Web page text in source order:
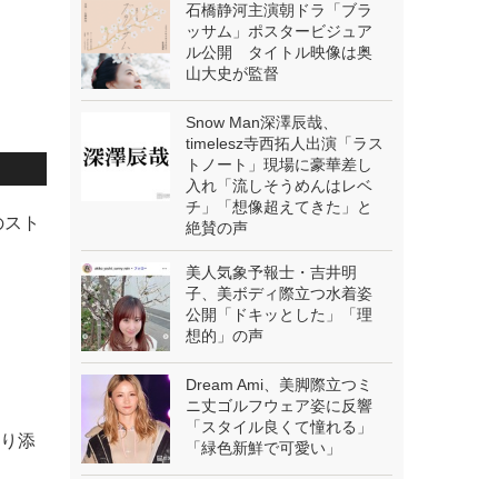
ト
添
石橋静河主演朝ドラ「ブラ
ッサム」ポスタービジュア
ル公開 タイトル映像は奥
山大史が監督
Snow Man深澤辰哉、
timelesz寺西拓人出演「ラス
トノート」現場に豪華差し
入れ「流しそうめんはレベ
チ」「想像超えてきた」と
絶賛の声
美人気象予報士・吉井明
子、美ボディ際立つ水着姿
公開「ドキッとした」「理
想的」の声
Dream Ami、美脚際立つミ
ニ丈ゴルフウェア姿に反響
「スタイル良くて憧れる」
「緑色新鮮で可愛い」